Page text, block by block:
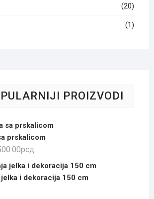
(20)
(1)
PROIZVODI
prskalicom
рсдОригинална
цена
је
Тренутна
цена
је:
490.00рсд.
i dekoracija 150 cm